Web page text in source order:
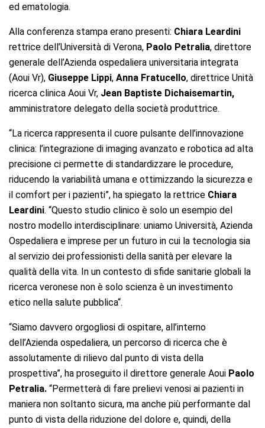
ed ematologia.
Alla conferenza stampa erano presenti: Chiara Leardini
rettrice dell’Università di Verona, Paolo Petralia, direttore
generale dell’Azienda ospedaliera universitaria integrata
(Aoui Vr), Giuseppe Lippi, Anna Fratucello, direttrice Unità
ricerca clinica Aoui Vr, Jean Baptiste Dichaisemartin,
amministratore delegato della società produttrice.
“La ricerca rappresenta il cuore pulsante dell’innovazione
clinica: l’integrazione di imaging avanzato e robotica ad alta
precisione ci permette di standardizzare le procedure,
riducendo la variabilità umana e ottimizzando la sicurezza e
il comfort per i pazienti”, ha spiegato la rettrice Chiara
Leardini. “Questo studio clinico è solo un esempio del
nostro modello interdisciplinare: uniamo Università, Azienda
Ospedaliera e imprese per un futuro in cui la tecnologia sia
al servizio dei professionisti della sanità per elevare la
qualità della vita. In un contesto di sfide sanitarie globali la
ricerca veronese non è solo scienza è un investimento
etico nella salute pubblica“.
“Siamo davvero orgogliosi di ospitare, all’interno
dell’Azienda ospedaliera, un percorso di ricerca che è
assolutamente di rilievo dal punto di vista della
prospettiva”, ha proseguito il direttore generale Aoui Paolo
Petralia. “Permetterà di fare prelievi venosi ai pazienti in
maniera non soltanto sicura, ma anche più performante dal
punto di vista della riduzione del dolore e, quindi, della